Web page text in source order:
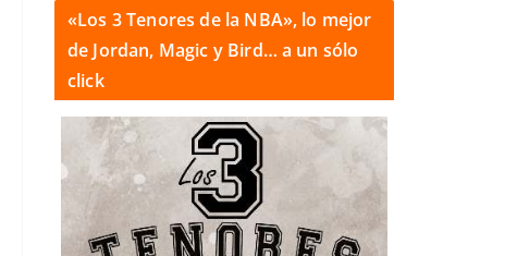
«Los 3 Tenores de la NBA», lo mejor
de Jordan, Magic y Bird… a un sólo
click